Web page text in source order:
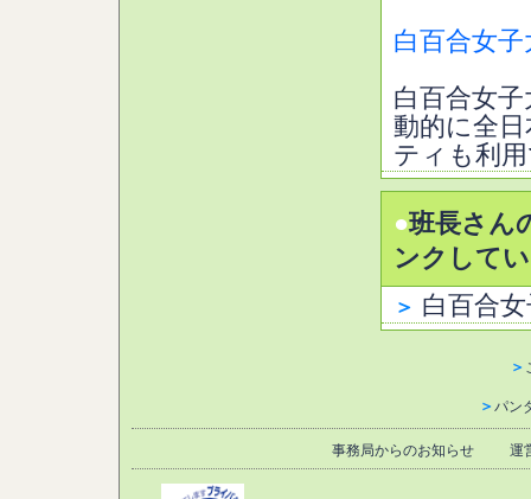
白百合女
白百合女
動的に全
ティも利
●班長さん
ンクして
＞ 白百合
＞
＞ パン
事務局からのお知らせ 運